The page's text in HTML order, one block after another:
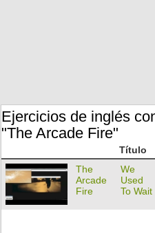
Ejercicios de inglés
"The Arcade Fire"
Título
The
Arcade
Fire
We
Used
To Wait